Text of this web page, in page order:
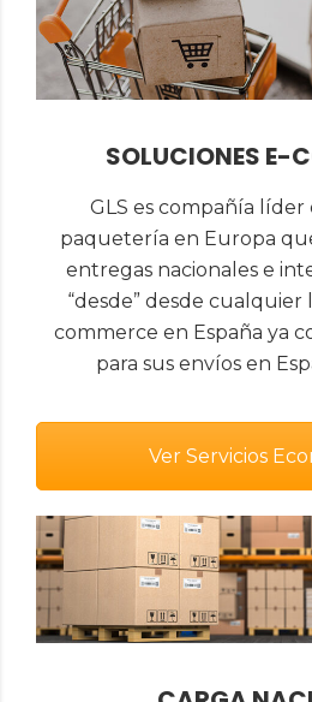
SOLUCIONES E-
GLS es compañía
paquetería en Europa
entregas nacionales e
“desde” desde cualquier
commerce en España ya
para sus envíos en
Ver Servicios